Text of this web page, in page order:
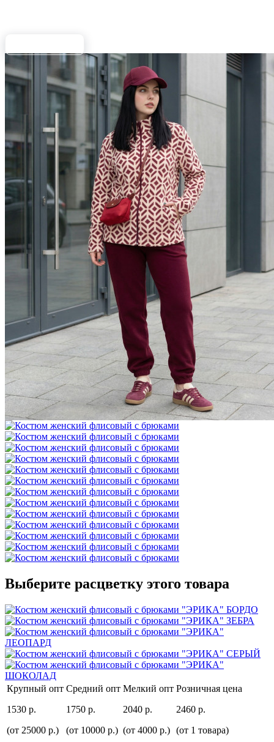
Выберите расцветку этого товара
Крупный опт
1530 р.
(от 25000 р.)
Средний опт
1750 р.
(от 10000 р.)
Мелкий опт
2040 р.
(от 4000 р.)
Розничная цена
2460 р.
(от 1 товара)